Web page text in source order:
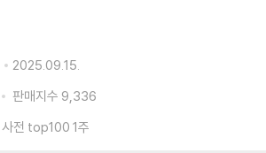
2025.09.15.
판매지수 9,336
사전 top100 1주